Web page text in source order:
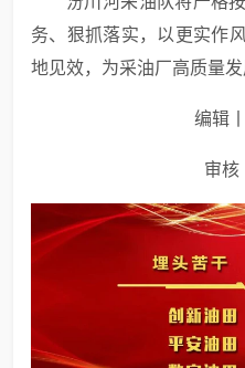
务、狠抓落实，以更实作
地见效，为采油厂高质量发
编辑
审核